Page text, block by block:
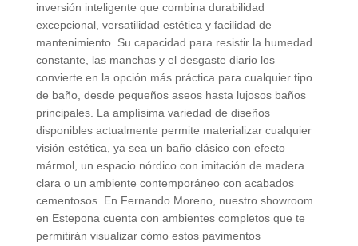
inversión inteligente que combina durabilidad
excepcional, versatilidad estética y facilidad de
mantenimiento. Su capacidad para resistir la humedad
constante, las manchas y el desgaste diario los
convierte en la opción más práctica para cualquier tipo
de baño, desde pequeños aseos hasta lujosos baños
principales. La amplísima variedad de diseños
disponibles actualmente permite materializar cualquier
visión estética, ya sea un baño clásico con efecto
mármol, un espacio nórdico con imitación de madera
clara o un ambiente contemporáneo con acabados
cementosos. En Fernando Moreno, nuestro showroom
en Estepona cuenta con ambientes completos que te
permitirán visualizar cómo estos pavimentos